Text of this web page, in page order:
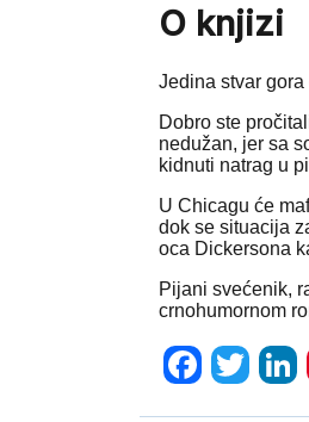
O knjizi
Jedina stvar
Dobro ste
nedužan, jer sa
kidnuti natrag u
U Chicagu će
dok se situacija
oca Dickersona
Pijani svećenik,
crnohumornom